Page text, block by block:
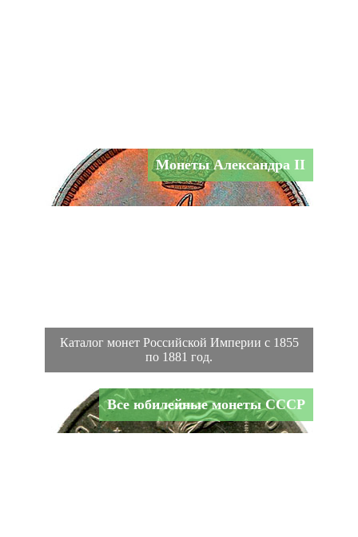
Монеты Александра II
Каталог монет Российской Империи с 1855
по 1881 год.
Все юбилейные монеты СССР